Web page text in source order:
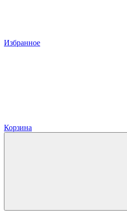
Избранное
Корзина